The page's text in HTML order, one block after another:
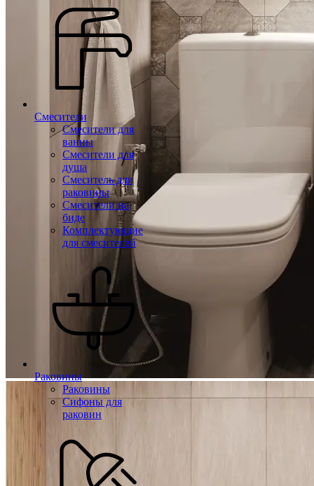
Смесители
Смесители для
ванны
Смесители для
душа
Смеситель для
раковины
Смесители на
биде
Комплектующие
для смесителей
Раковины
Раковины
Сифоны для
раковин